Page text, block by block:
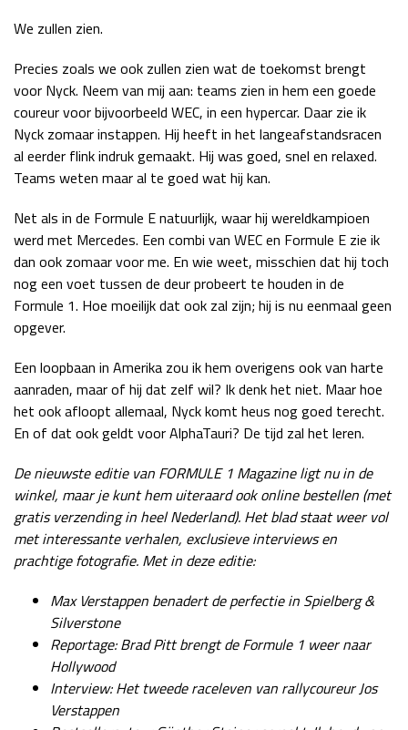
We zullen zien.
Precies zoals we ook zullen zien wat de toekomst brengt
voor Nyck. Neem van mij aan: teams zien in hem een goede
coureur voor bijvoorbeeld WEC, in een hypercar. Daar zie ik
Nyck zomaar instappen. Hij heeft in het langeafstandsracen
al eerder flink indruk gemaakt. Hij was goed, snel en relaxed.
Teams weten maar al te goed wat hij kan.
Net als in de Formule E natuurlijk, waar hij wereldkampioen
werd met Mercedes. Een combi van WEC en Formule E zie ik
dan ook zomaar voor me. En wie weet, misschien dat hij toch
nog een voet tussen de deur probeert te houden in de
Formule 1. Hoe moeilijk dat ook zal zijn; hij is nu eenmaal geen
opgever.
Een loopbaan in Amerika zou ik hem overigens ook van harte
aanraden, maar of hij dat zelf wil? Ik denk het niet. Maar hoe
het ook afloopt allemaal, Nyck komt heus nog goed terecht.
En of dat ook geldt voor AlphaTauri? De tijd zal het leren.
De nieuwste editie van FORMULE 1 Magazine ligt nu in de
winkel, maar je kunt hem uiteraard ook online bestellen (met
gratis verzending in heel Nederland). Het blad staat weer vol
met interessante verhalen, exclusieve interviews en
prachtige fotografie. Met in deze editie:
Max Verstappen benadert de perfectie in Spielberg &
Silverstone
Reportage: Brad Pitt brengt de Formule 1 weer naar
Hollywood
Interview: Het tweede raceleven van rallycoureur Jos
Verstappen